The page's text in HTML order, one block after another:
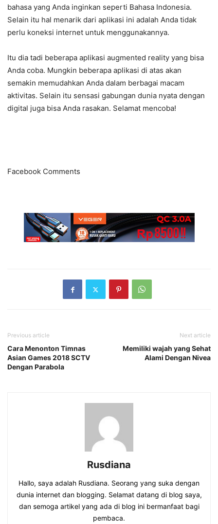
bahasa yang Anda inginkan seperti Bahasa Indonesia.
Selain itu hal menarik dari aplikasi ini adalah Anda tidak
perlu koneksi internet untuk menggunakannya.
Itu dia tadi beberapa aplikasi augmented reality yang bisa
Anda coba. Mungkin beberapa aplikasi di atas akan
semakin memudahkan Anda dalam berbagai macam
aktivitas. Selain itu sensasi gabungan dunia nyata dengan
digital juga bisa Anda rasakan. Selamat mencoba!
Facebook Comments
Previous article
Cara Menonton Timnas
Asian Games 2018 SCTV
Dengan Parabola
Next article
Memiliki wajah yang Sehat
Alami Dengan Nivea
Rusdiana
Hallo, saya adalah Rusdiana. Seorang yang suka dengan
dunia internet dan blogging. Selamat datang di blog saya,
dan semoga artikel yang ada di blog ini bermanfaat bagi
pembaca.